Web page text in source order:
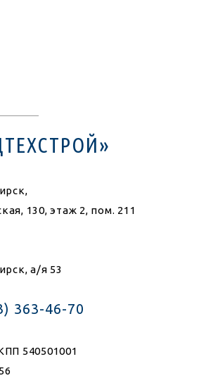
130, этаж 2, пом. 211
а/я 53
363-46-70
540501001